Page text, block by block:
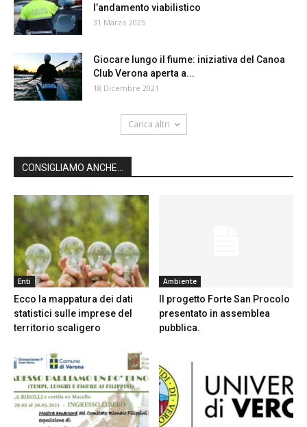
l’andamento viabilistico
31 Marzo 2025
Giocare lungo il fiume: iniziativa del Canoa
Club Verona aperta a...
18 Dicembre 2021
Carica altri
CONSIGLIAMO ANCHE...
Enti
Ecco la mappatura dei dati
statistici sulle imprese del
territorio scaligero
Ambiente
Il progetto Forte San Procolo
presentato in assemblea
pubblica.